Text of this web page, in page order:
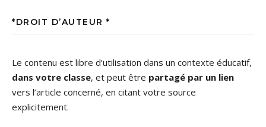
*DROIT D’AUTEUR *
Le contenu est libre d’utilisation dans un contexte éducatif,
dans votre classe, et peut être partagé par un lien
vers l’article concerné, en citant votre source
explicitement.